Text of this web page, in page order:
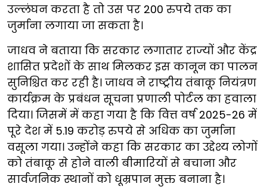
उल्लंघन करता है तो उस पर 200 रुपये तक का
जुर्माना लगाया जा सकता है।
जाधव ने बताया कि सरकार लगातार राज्यों और केंद्र
शासित प्रदेशों के साथ मिलकर इस कानून का पालन
सुनिश्चित कर रही है। जाधव ने राष्ट्रीय तंबाकू नियंत्रण
कार्यक्रम के प्रबंधन सूचना प्रणाली पोर्टल का हवाला
दिया। जिसमें में कहा गया है कि वित्त वर्ष 2025-26 में
पूरे देश में 5.19 करोड़ रुपये से अधिक का जुर्माना
वसूला गया। उन्होंने कहा कि सरकार का उद्देश्य लोगों
को तंबाकू से होने वाली बीमारियों से बचाना और
सार्वजनिक स्थानों को धूम्रपान मुक्त बनाना है।